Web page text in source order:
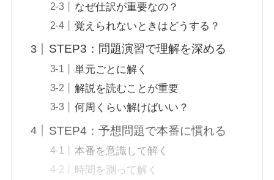
なぜ仕訳が重要なの？
覚えられないときはどうする？
STEP3：問題演習で理解を深める
単元ごとに解く
解説を読むことが重要
何周くらい解けばいい？
STEP4：予想問題で本番に慣れる
本番を意識して解く
時間を測って解く